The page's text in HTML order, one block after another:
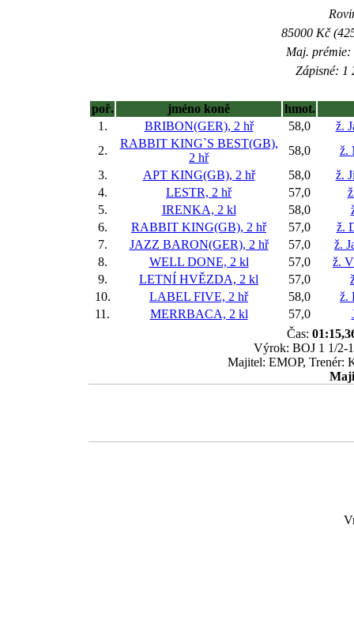
85000 Kč
Maj. prémie:
Zápisné: 1
poř. jméno koně
hmot.
1.
BRIBON(GER), 2 hř 58,0
ž.
2.
RABBIT KING`S BEST(GB),
2 hř
58,0
ž.
3.
APT KING(GB), 2 hř 58,0
ž.
4.
LESTR, 2 hř 57,0
5.
IRENKA, 2 kl 58,0
6.
RABBIT KING(GB), 2 hř 57,0
ž.
7.
JAZZ BARON(GER), 2 hř 57,0
ž.
8.
WELL DONE, 2 kl 57,0
ž.
9.
LETNÍ HVĚZDA, 2 kl 57,0
10.
LABEL FIVE, 2 hř 58,0
ž.
11.
MERRBACA, 2 kl 57,0
Čas:
Výrok: BOJ 1 1/2-
Majitel: EMOP, Trenér: